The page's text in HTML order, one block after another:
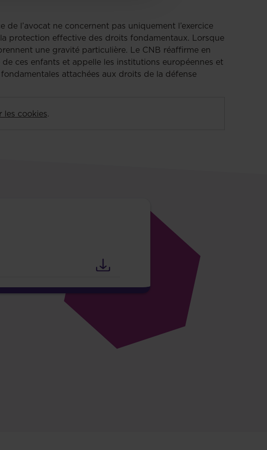
l’avocat ne concernent pas uniquement l’exercice
protection effective des droits fondamentaux. Lorsque
une gravité particulière. Le CNB réaffirme en
ces enfants et appelle les institutions européennes et
attachées aux droits de la défense
les cookies.